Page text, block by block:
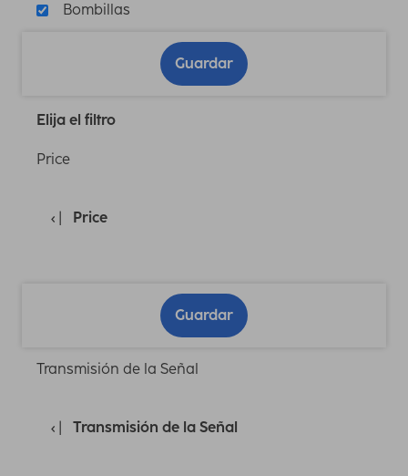
Bombillas
Guardar
Elija el filtro
Price
Price
Guardar
Transmisión de la Señal
Transmisión de la Señal